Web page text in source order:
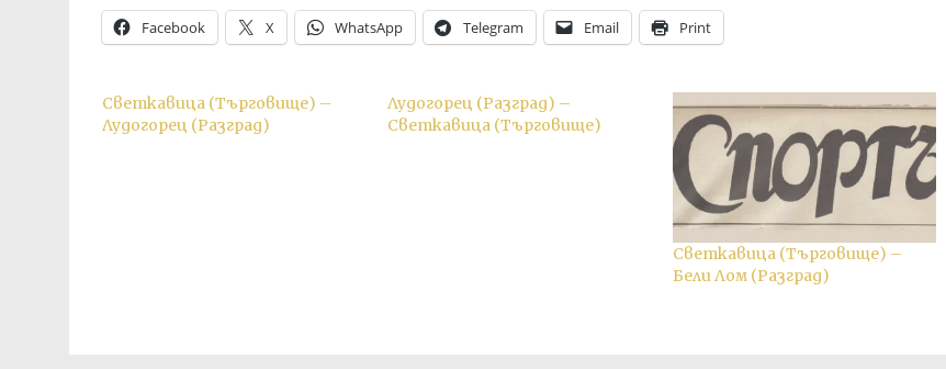
Facebook X WhatsApp Telegram Email Print
Светкавица (Търговище) –
Лудогорец (Разград)
Лудогорец (Разград) –
Светкавица (Търговище)
Светкавица (Търговище) –
Бели Лом (Разград)